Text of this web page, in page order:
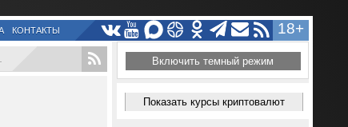
18+
КОНТАКТЫ
Включить темный режим
Показать курсы криптовалют